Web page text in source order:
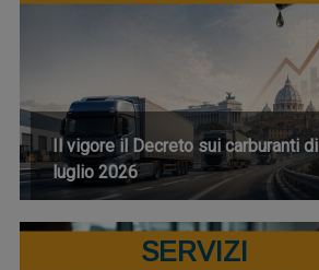
Il vigore il Decreto sui carburanti di
luglio 2026
SERVIZI